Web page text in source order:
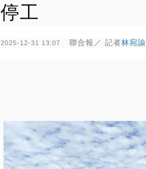
停工
2025-12-31 13:07 聯合報／ 記者林宛諭